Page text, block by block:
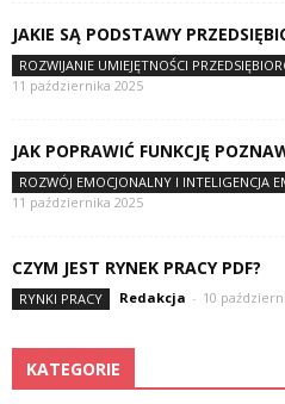
JAKIE SĄ PODSTAWY
ROZWIJANIE UMIEJĘTNOŚCI
11 października 2025
JAK POPRAWIĆ FUNKCJĘ
ROZWÓJ EMOCJONALNY I INTELIGENCJA
11 października 2025
CZYM JEST RYNEK PRACY PDF?
RYNKI PRACY Redakcja - 10
KATEGORIE